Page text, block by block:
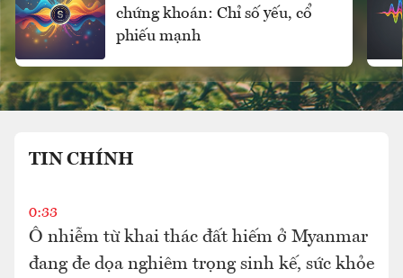
chứng khoán: Chỉ số yếu, cổ
phiếu mạnh
TIN CHÍNH
0:33
Ô nhiễm từ khai thác đất hiếm ở Myanmar
đang đe dọa nghiêm trọng sinh kế, sức khỏe